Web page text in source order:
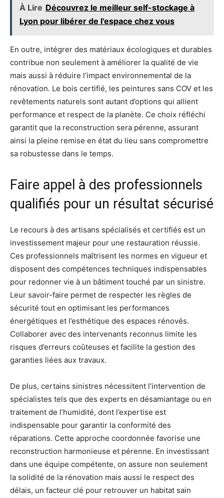
À Lire Découvrez le meilleur self-stockage à
Lyon pour libérer de l'espace chez vous
En outre, intégrer des matériaux écologiques et durables
contribue non seulement à améliorer la qualité de vie
mais aussi à réduire l’impact environnemental de la
rénovation. Le bois certifié, les peintures sans COV et les
revêtements naturels sont autant d’options qui allient
performance et respect de la planète. Ce choix réfléchi
garantit que la reconstruction sera pérenne, assurant
ainsi la pleine remise en état du lieu sans compromettre
sa robustesse dans le temps.
Faire appel à des professionnels
qualifiés pour un résultat sécurisé
Le recours à des artisans spécialisés et certifiés est un
investissement majeur pour une restauration réussie.
Ces professionnels maîtrisent les normes en vigueur et
disposent des compétences techniques indispensables
pour redonner vie à un bâtiment touché par un sinistre.
Leur savoir-faire permet de respecter les règles de
sécurité tout en optimisant les performances
énergétiques et l’esthétique des espaces rénovés.
Collaborer avec des intervenants reconnus limite les
risques d’erreurs coûteuses et facilite la gestion des
garanties liées aux travaux.
De plus, certains sinistres nécessitent l’intervention de
spécialistes tels que des experts en désamiantage ou en
traitement de l’humidité, dont l’expertise est
indispensable pour garantir la conformité des
réparations. Cette approche coordonnée favorise une
reconstruction harmonieuse et pérenne. En investissant
dans une équipe compétente, on assure non seulement
la solidité de la rénovation mais aussi le respect des
délais, un facteur clé pour retrouver un habitat sain